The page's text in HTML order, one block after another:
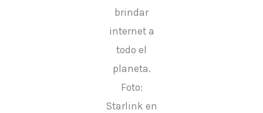
brindar
internet a
todo el
planeta.
Foto:
Starlink en